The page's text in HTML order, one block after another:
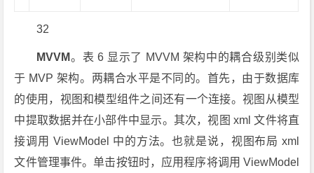
32
MVVM。表 6 显示了 MVVM 架构中的耦合级别类似
于 MVP 架构。两耦合水平是不同的。首先，由于数据库
的使用，视图和模型组件之间还有一个连接。视图从模型
中提取数据并在小部件中显示。其次，视图 xml 文件将直
接调用 ViewModel 中的方法。也就是说，视图布局 xml
文件管理事件。单击按钮时，应用程序将调用 ViewModel